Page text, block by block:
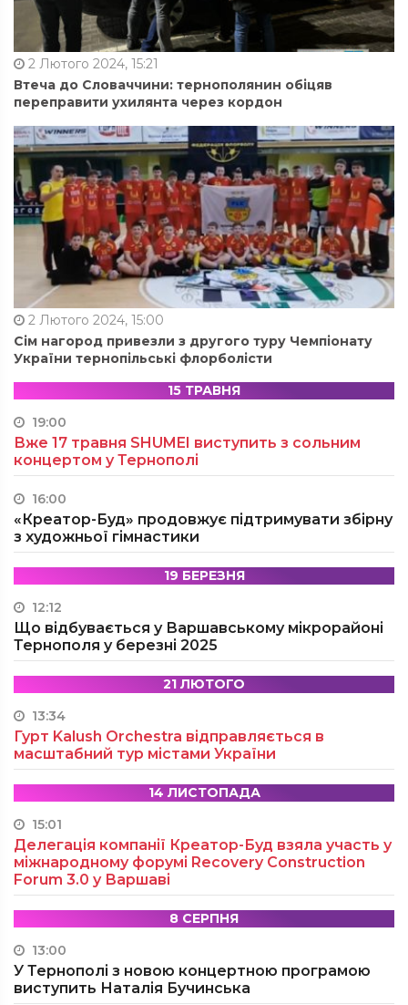
2 Лютого 2024, 15:21
Втеча до Словаччини: тернополянин обіцяв
переправити ухилянта через кордон
2 Лютого 2024, 15:00
Сім нагород привезли з другого туру Чемпіонату
України тернопільські флорболісти
15 ТРАВНЯ
19:00
Вже 17 травня SHUMEI виступить з сольним
концертом у Тернополі
16:00
«Креатор-Буд» продовжує підтримувати збірну
з художньої гімнастики
19 БЕРЕЗНЯ
12:12
Що відбувається у Варшавському мікрорайоні
Тернополя у березні 2025
21 ЛЮТОГО
13:34
Гурт Kalush Orchestra відправляється в
масштабний тур містами України
14 ЛИСТОПАДА
15:01
Делегація компанії Креатор-Буд взяла участь у
міжнародному форумі Recovery Construction
Forum 3.0 у Варшаві
8 СЕРПНЯ
13:00
У Тернополі з новою концертною програмою
виступить Наталія Бучинська